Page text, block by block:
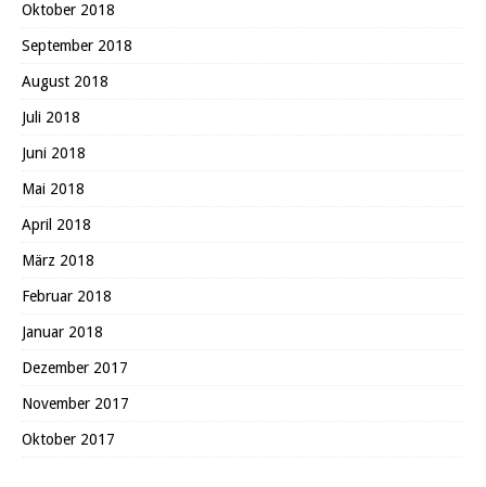
Oktober 2018
September 2018
August 2018
Juli 2018
Juni 2018
Mai 2018
April 2018
März 2018
Februar 2018
Januar 2018
Dezember 2017
November 2017
Oktober 2017